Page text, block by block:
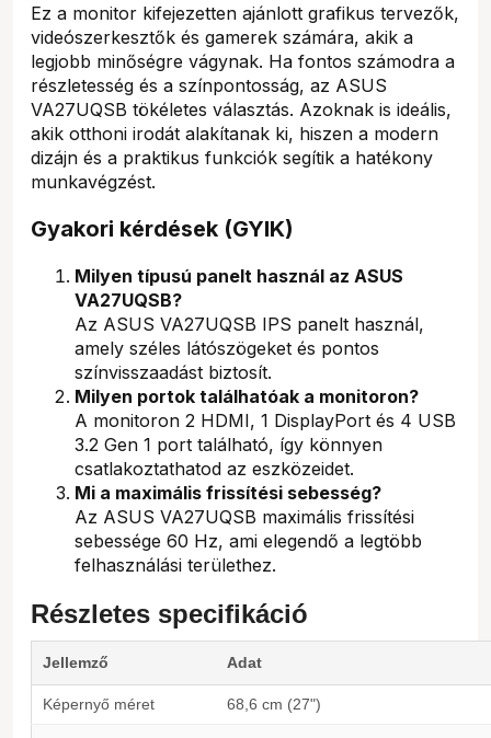
Ez a monitor kifejezetten ajánlott grafikus tervezők,
videószerkesztők és gamerek számára, akik a
legjobb minőségre vágynak. Ha fontos számodra a
részletesség és a színpontosság, az ASUS
VA27UQSB tökéletes választás. Azoknak is ideális,
akik otthoni irodát alakítanak ki, hiszen a modern
dizájn és a praktikus funkciók segítik a hatékony
munkavégzést.
Gyakori kérdések (GYIK)
Milyen típusú panelt használ az ASUS
VA27UQSB?
Az ASUS VA27UQSB IPS panelt használ,
amely széles látószögeket és pontos
színvisszaadást biztosít.
Milyen portok találhatóak a monitoron?
A monitoron 2 HDMI, 1 DisplayPort és 4 USB
3.2 Gen 1 port található, így könnyen
csatlakoztathatod az eszközeidet.
Mi a maximális frissítési sebesség?
Az ASUS VA27UQSB maximális frissítési
sebessége 60 Hz, ami elegendő a legtöbb
felhasználási területhez.
Részletes specifikáció
Jellemző Adat
Képernyő méret 68,6 cm (27")